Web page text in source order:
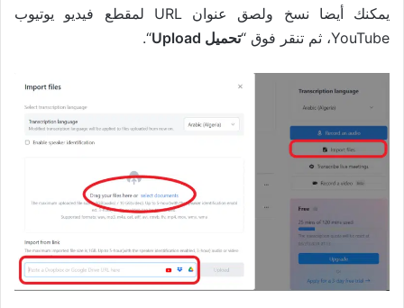
يمكنك أيضا نسخ ولصق عنوان URL لمقطع فيديو يوتيوب
YouTube، ثم تنقر فوق “
تحميل Upload “.